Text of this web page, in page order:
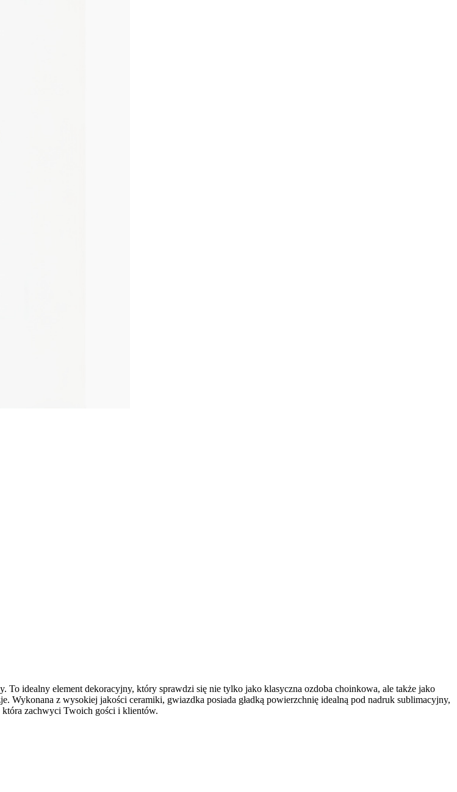
idealny element dekoracyjny, który sprawdzi się nie tylko jako klasyczna ozdoba choinkowa, ale także jako
Wykonana z wysokiej jakości ceramiki, gwiazdka posiada gładką powierzchnię idealną pod nadruk sublimacyjny,
zachwyci Twoich gości i klientów.